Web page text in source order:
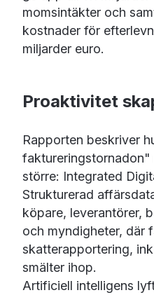
momsintäkter och
kostnader för
miljarder euro.
Proaktivitet
Rapporten beskriver
faktureringstornadon"
större: Integrated
Strukturerad
köpare, leverantörer,
och myndigheter, där
skatterapportering,
smälter ihop.
Artificiell intelligens